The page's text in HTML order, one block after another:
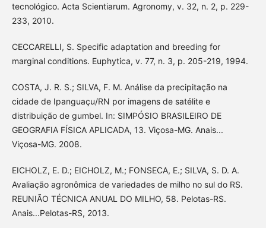
tecnológico. Acta Scientiarum. Agronomy, v. 32, n. 2, p. 229-
233, 2010.
CECCARELLI, S. Specific adaptation and breeding for
marginal conditions. Euphytica, v. 77, n. 3, p. 205-219, 1994.
COSTA, J. R. S.; SILVA, F. M. Análise da precipitação na
cidade de Ipanguaçu/RN por imagens de satélite e
distribuição de gumbel. In: SIMPÓSIO BRASILEIRO DE
GEOGRAFIA FÍSICA APLICADA, 13. Viçosa-MG. Anais...
Viçosa-MG. 2008.
EICHOLZ, E. D.; EICHOLZ, M.; FONSECA, E.; SILVA, S. D. A.
Avaliação agronômica de variedades de milho no sul do RS.
REUNIÃO TÉCNICA ANUAL DO MILHO, 58. Pelotas-RS.
Anais...Pelotas-RS, 2013.